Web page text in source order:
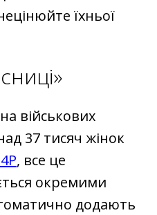
їхньої
військових
37 тисяч жінок
, все це
окремими
додають